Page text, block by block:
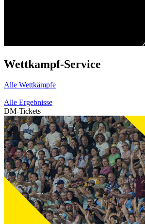
Wettkampf-Service
Alle Wettkämpfe
Alle Ergebnisse
DM-Tickets